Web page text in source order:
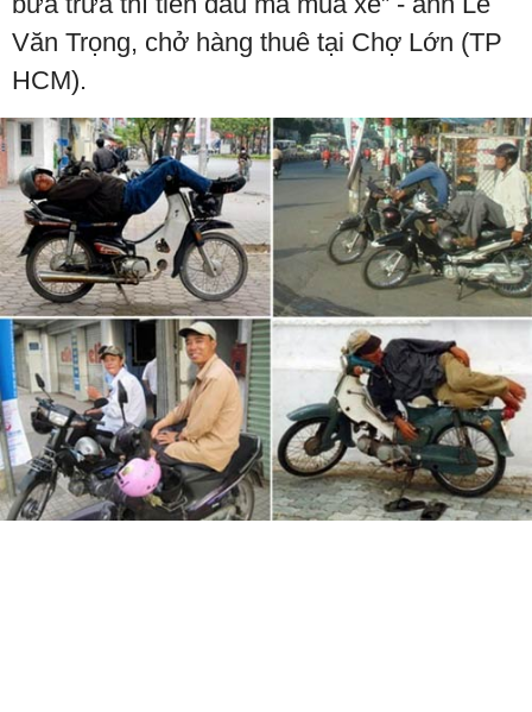
Văn Trọng, chở hàng thuê tại Chợ Lớn (TP
HCM).